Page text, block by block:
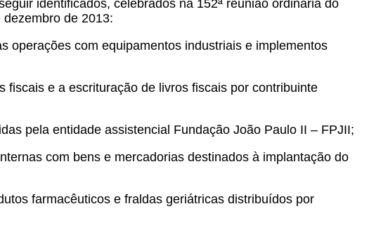
identificados, celebrados na 152ª reunião ordinária do
de 2013:
operações com equipamentos industriais e implementos
e a escrituração de livros fiscais por contribuinte
pela entidade assistencial Fundação João Paulo II – FPJII;
com bens e mercadorias destinados à implantação do
farmacêuticos e fraldas geriátricas distribuídos por